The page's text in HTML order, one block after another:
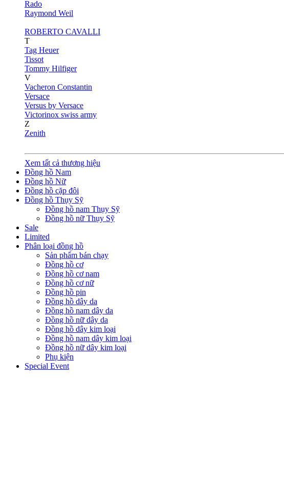
Rado
Raymond Weil
ROBERTO CAVALLI
T
Tag Heuer
Tissot
Tommy Hilfiger
V
Vacheron Constantin
Versace
Versus by Versace
Victorinox swiss army
Z
Zenith
Xem tất cả thương hiệu
Đồng hồ Nam
Đồng hồ Nữ
Đồng hồ cặp đôi
Đồng hồ Thụy Sỹ
Đồng hồ nam Thụy Sỹ
Đồng hồ nữ Thụy Sỹ
Sale
Limited
Phân loại đồng hồ
Sản phẩm bán chạy
Đồng hồ cơ
Đồng hồ cơ nam
Đồng hồ cơ nữ
Đồng hồ pin
Đồng hồ dây da
Đồng hồ nam dây da
Đồng hồ nữ dây da
Đồng hồ dây kim loại
Đồng hồ nam dây kim loại
Đồng hồ nữ dây kim loại
Phụ kiện
Special Event